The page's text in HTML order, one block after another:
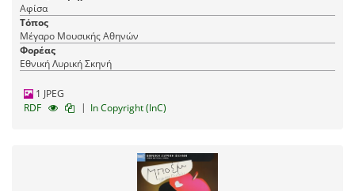
Αφίσα
Τόπος
Μέγαρο Μουσικής Αθηνών
Φορέας
Εθνική Λυρική Σκηνή
1 JPEG
RDF
| In Copyright (InC)